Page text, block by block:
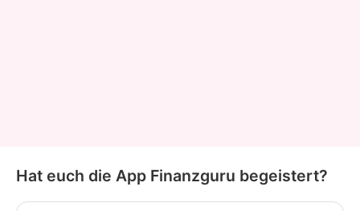
Hat euch die App Finanzguru begeistert?